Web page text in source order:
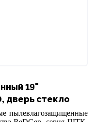
19"
дверь стекло
пылевлагозащищенные